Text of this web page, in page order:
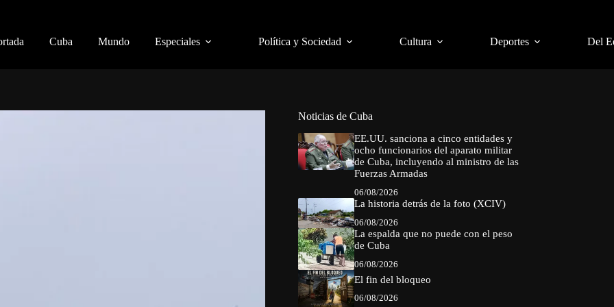
Cuba Mundo Especiales Política y Sociedad Cultura Deportes Del
Noticias de Cuba
EE.UU. sanciona a cinco entidades y
ocho funcionarios del aparato militar
de Cuba, incluyendo al ministro de las
Fuerzas Armadas
06/08/2026
La historia detrás de la foto (XCIV)
06/08/2026
La espalda que no puede con el peso
de Cuba
06/08/2026
El fin del bloqueo
06/08/2026